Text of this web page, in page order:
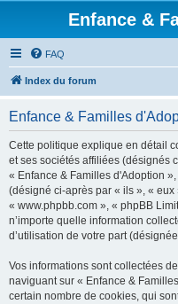
Enfance &
FAQ
Index du forum
Enfance & Familles
Cette politique explique en détail
et ses sociétés affiliées (désignés
« Enfance & Familles d'Adoption
(désigné ci-après par « ils », «
« www.phpbb.com », « phpBB
n’importe quelle information
d’utilisation de votre part
Vos informations sont collectées
naviguant sur « Enfance &
certain nombre de cookies, qui